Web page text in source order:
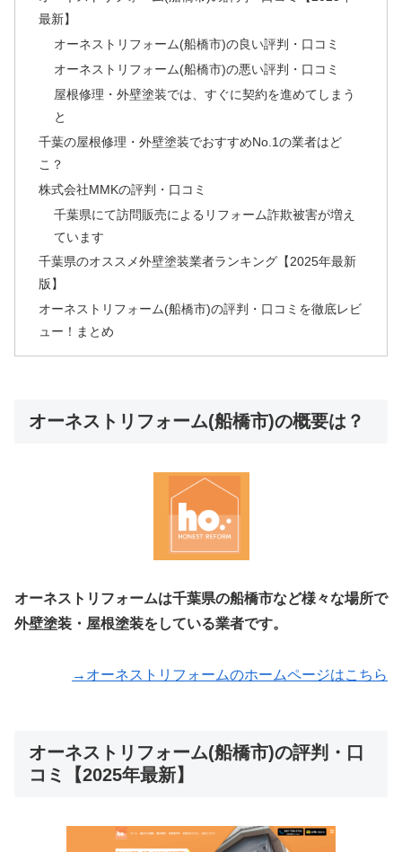
最新】
オーネストリフォーム(船橋市)の良い評判・口コミ
オーネストリフォーム(船橋市)の悪い評判・口コミ
屋根修理・外壁塗装では、すぐに契約を進めてしまう
と
千葉の屋根修理・外壁塗装でおすすめNo.1の業者はど
こ？
株式会社MMKの評判・口コミ
千葉県にて訪問販売によるリフォーム詐欺被害が増え
ています
千葉県のオススメ外壁塗装業者ランキング【2025年最新
版】
オーネストリフォーム(船橋市)の評判・口コミを徹底レビ
ュー！まとめ
オーネストリフォーム(船橋市)の概要は？
オーネストリフォームは千葉県の船橋市など様々な場所で
外壁塗装・屋根塗装をしている業者です。
→オーネストリフォームのホームページはこちら
オーネストリフォーム(船橋市)の評判・口
コミ【2025年最新】